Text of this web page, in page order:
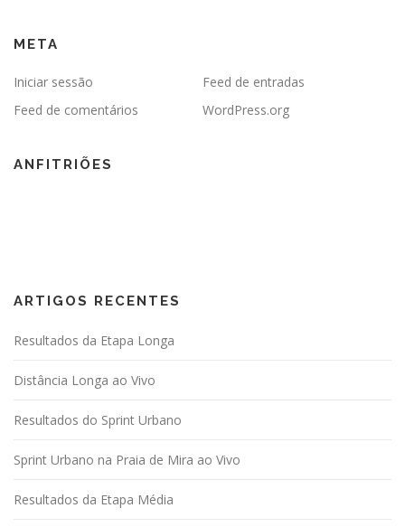
META
Iniciar sessão
Feed de entradas
Feed de comentários
WordPress.org
ANFITRIÕES
ARTIGOS RECENTES
Resultados da Etapa Longa
Distância Longa ao Vivo
Resultados do Sprint Urbano
Sprint Urbano na Praia de Mira ao Vivo
Resultados da Etapa Média